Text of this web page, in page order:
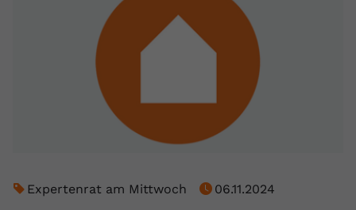
Expertenrat am Mittwoch
06.11.2024